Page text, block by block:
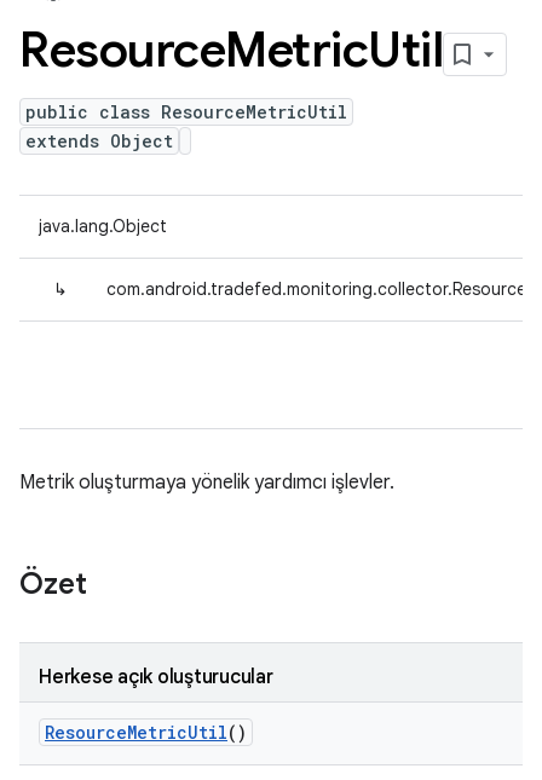
ResourceMetricUtil
public class ResourceMetricUtil
extends Object
java.lang.Object
↳
Metrik oluşturmaya yönelik yardımcı işlevler.
Özet
Herkese açık oluşturucular
ResourceMetricUtil()